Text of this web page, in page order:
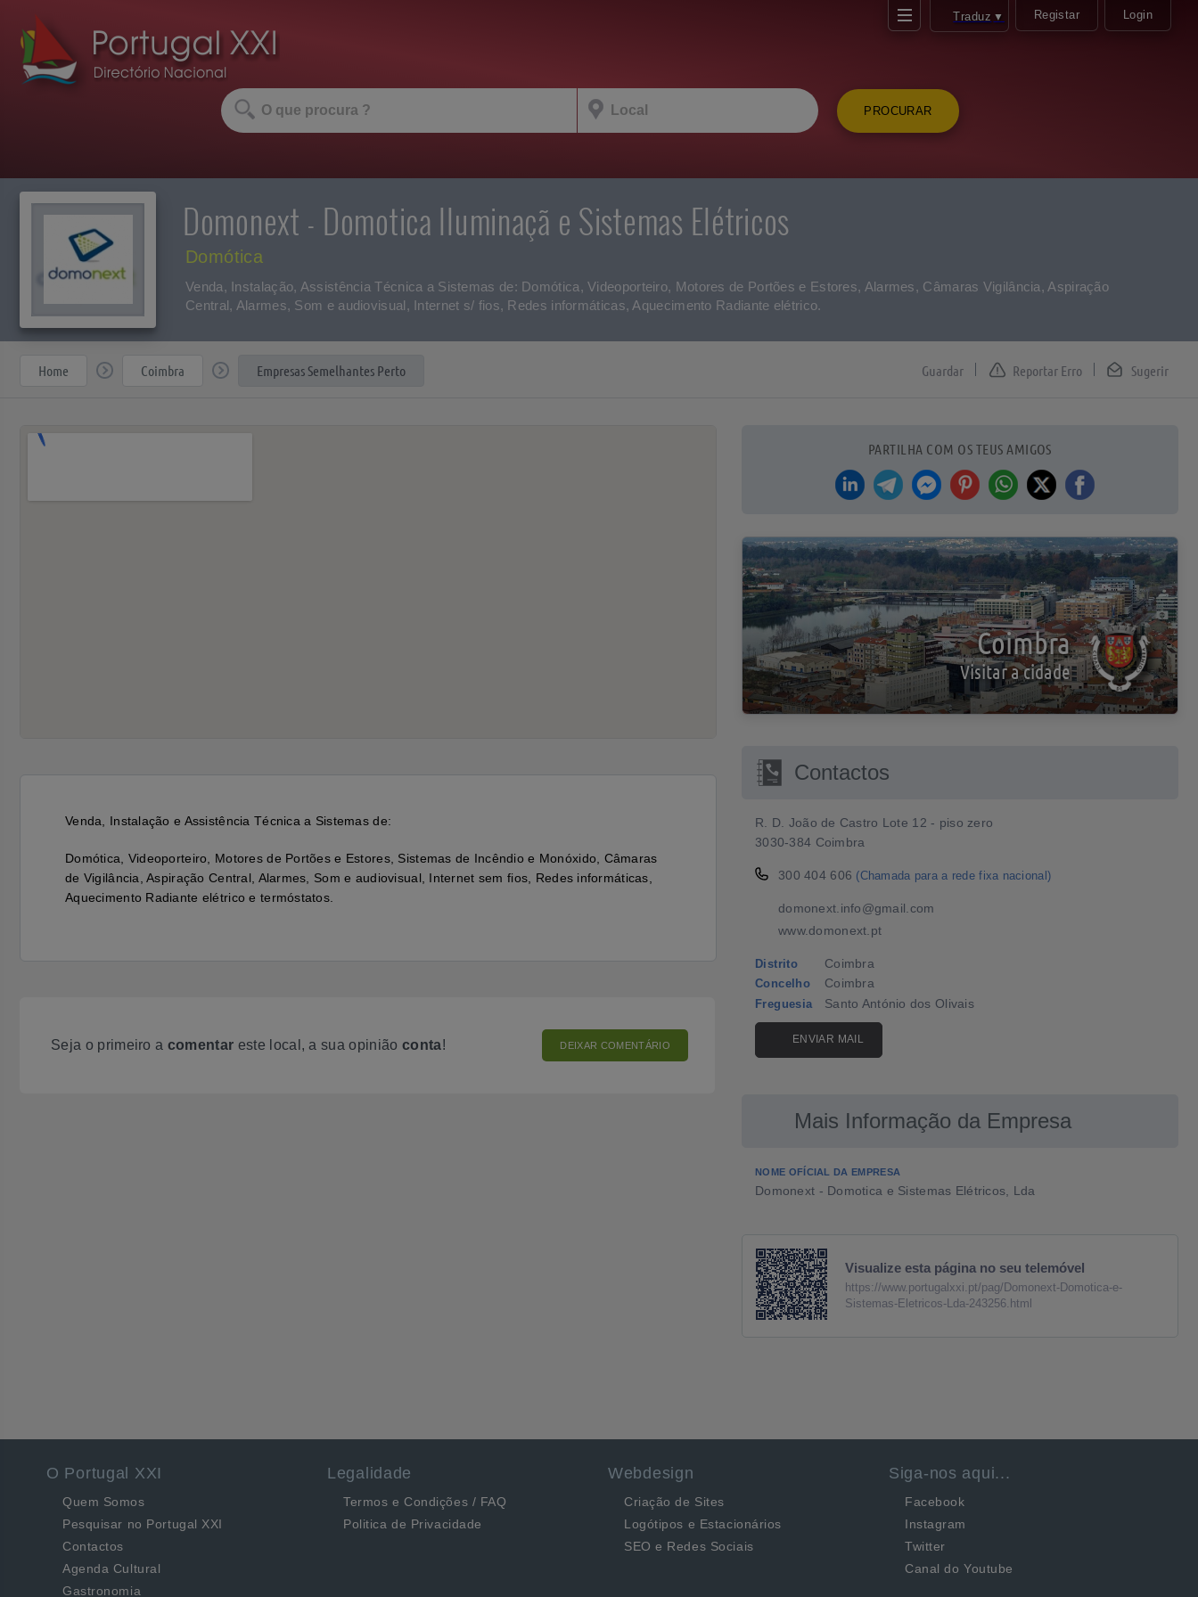
Traduz ▼ Registar Login
PROCURAR
Domonext - Domotica Iluminaçã e Sistemas Elétricos
Domótica
Venda, Instalação, Assistência Técnica a Sistemas de: Domótica, Videoporteiro, Motores de Portões e Estores, Alarmes, Câmaras Vigilância, Aspiração
Central, Alarmes, Som e audiovisual, Internet s/ fios, Redes informáticas, Aquecimento Radiante elétrico.
Home Coimbra Empresas Semelhantes Perto Sugerir
Reportar Erro
Venda, Instalação e Assistência Técnica a Sistemas de:
Domótica, Videoporteiro, Motores de Portões e Estores, Sistemas de Incêndio e Monóxido, Câmaras
de Vigilância, Aspiração Central, Alarmes, Som e audiovisual, Internet sem fios, Redes informáticas,
Aquecimento Radiante elétrico e termóstatos.
Seja o primeiro a comentar este local, a sua opinião conta! DEIXAR COMENTÁRIO
PARTILHA COM OS TEUS AMIGOS
Coimbra
Visitar a cidade
Contactos
R. D. João de Castro Lote 12 - piso zero
3030-384 Coimbra
300 404 606 (Chamada para a rede fixa nacional)
domonext.info@gmail.com
www.domonext.pt
Distrito Coimbra
Concelho Coimbra
Freguesia Santo António dos Olivais
ENVIAR MAIL
Mais Informação da Empresa
NOME OFÍCIAL DA EMPRESA
Domonext - Domotica e Sistemas Elétricos, Lda
Visualize esta página no seu telemóvel
https://www.portugalxxi.pt/pag/Domonext-Domotica-e-
Sistemas-Eletricos-Lda-243256.html
O Portugal XXI
Quem Somos
Pesquisar no Portugal XXI
Contactos
Agenda Cultural
Gastronomia
Legalidade
Termos e Condições / FAQ
Politica de Privacidade
Webdesign
Criação de Sites
Logótipos e Estacionários
SEO e Redes Sociais
Siga-nos aqui...
Facebook
Instagram
Twitter
Canal do Youtube